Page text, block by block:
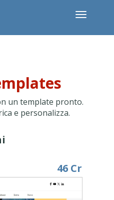
un template pronto.
e personalizza.
46 Cr